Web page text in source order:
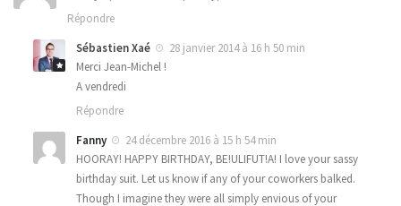
Répondre
Sébastien Xaé
28 janvier 2014 à 16 h 50 min
Merci Jean-Michel !
A vendredi
Répondre
Fanny
24 décembre 2016 à 15 h 54 min
HOORAY! HAPPY BIRTHDAY, BE!ULIFUT!A! I love your sassy
birthday suit. Let us know if any of your coworkers balked.
Though I imagine they were all simply envious of your